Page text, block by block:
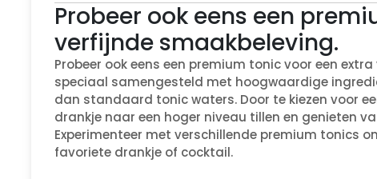
Probeer ook eens een
verfijnde smaakbeleving.
Probeer ook eens een premium tonic voor een
speciaal samengesteld met hoogwaardige
dan standaard tonic waters. Door te kiezen voor
drankje naar een hoger niveau tillen en genieten
Experimenteer met verschillende premium tonics
favoriete drankje of cocktail.